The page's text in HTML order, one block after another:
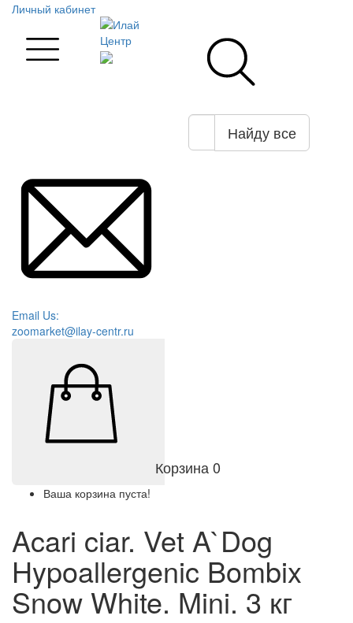
Личный кабинет
Найду все
Email Us:
zoomarket@ilay-centr.ru
Корзина0
Ваша корзина пуста!
Acari ciar. Vet A`Dog
Hypoallergenic Bombix
Snow White. Mini. 3 кг